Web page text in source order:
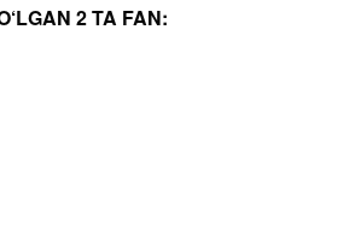
2 TA FAN: